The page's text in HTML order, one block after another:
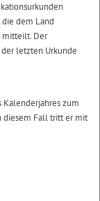
dem Land
mitteilt. Der
letzten Urkunde
Kalenderjahres zum
diesem Fall tritt er mit